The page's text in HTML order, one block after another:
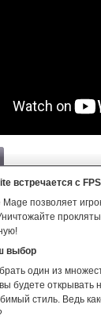
встречается с FPS
Mage позволяет
выбор
один из
будете открывать
стиль. Ведь